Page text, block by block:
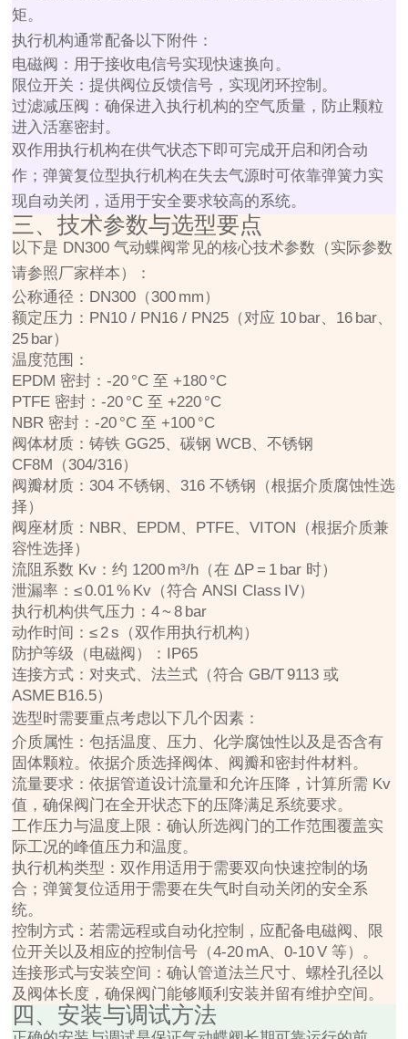
矩。
执行机构通常配备以下附件：
电磁阀：用于接收电信号实现快速换向。
限位开关：提供阀位反馈信号，实现闭环控制。
过滤减压阀：确保进入执行机构的空气质量，防止颗粒
进入活塞密封。
双作用执行机构在供气状态下即可完成开启和闭合动
作；弹簧复位型执行机构在失去气源时可依靠弹簧力实
现自动关闭，适用于安全要求较高的系统。
三、技术参数与选型要点
以下是 DN300 气动蝶阀常见的核心技术参数（实际参数
请参照厂家样本）：
公称通径：DN300（300 mm）
额定压力：PN10 / PN16 / PN25（对应 10 bar、16 bar、
25 bar）
温度范围：
EPDM 密封：-20 °C 至 +180 °C
PTFE 密封：-20 °C 至 +220 °C
NBR 密封：-20 °C 至 +100 °C
阀体材质：铸铁 GG25、碳钢 WCB、不锈钢
CF8M（304/316）
阀瓣材质：304 不锈钢、316 不锈钢（根据介质腐蚀性选
择）
阀座材质：NBR、EPDM、PTFE、VITON（根据介质兼
容性选择）
流阻系数 Kv：约 1200 m³/h（在 ΔP = 1 bar 时）
泄漏率：≤ 0.01 % Kv（符合 ANSI Class IV）
执行机构供气压力：4 ~ 8 bar
动作时间：≤ 2 s（双作用执行机构）
防护等级（电磁阀）：IP65
连接方式：对夹式、法兰式（符合 GB/T 9113 或
ASME B16.5）
选型时需要重点考虑以下几个因素：
介质属性：包括温度、压力、化学腐蚀性以及是否含有
固体颗粒。依据介质选择阀体、阀瓣和密封件材料。
流量要求：依据管道设计流量和允许压降，计算所需 Kv
值，确保阀门在全开状态下的压降满足系统要求。
工作压力与温度上限：确认所选阀门的工作范围覆盖实
际工况的峰值压力和温度。
执行机构类型：双作用适用于需要双向快速控制的场
合；弹簧复位适用于需要在失气时自动关闭的安全系
统。
控制方式：若需远程或自动化控制，应配备电磁阀、限
位开关以及相应的控制信号（4‑20 mA、0‑10 V 等）。
连接形式与安装空间：确认管道法兰尺寸、螺栓孔径以
及阀体长度，确保阀门能够顺利安装并留有维护空间。
四、安装与调试方法